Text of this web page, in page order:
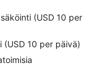
sijaitsee vain
Majoituspaikka
yhteyden
täyden palvelun
(USD 10 per
10 per päivä)